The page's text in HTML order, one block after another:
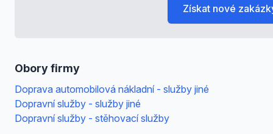
Obory firmy
Doprava automobilová nákladní - služby jiné
Dopravní služby - služby jiné
Dopravní služby - stěhovací služby
Získat nové